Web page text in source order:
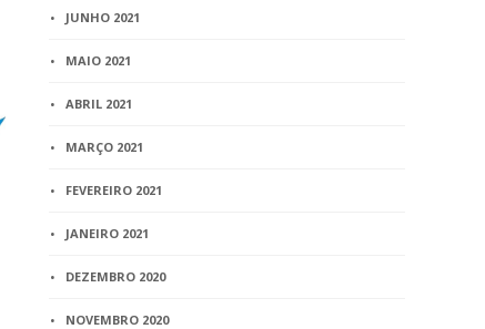
Curso de pós-graduação
discussão
1 minread
JUNHO 2021
MAIO 2021
ABRIL 2021
MARÇO 2021
FEVEREIRO 2021
JANEIRO 2021
DEZEMBRO 2020
NOVEMBRO 2020